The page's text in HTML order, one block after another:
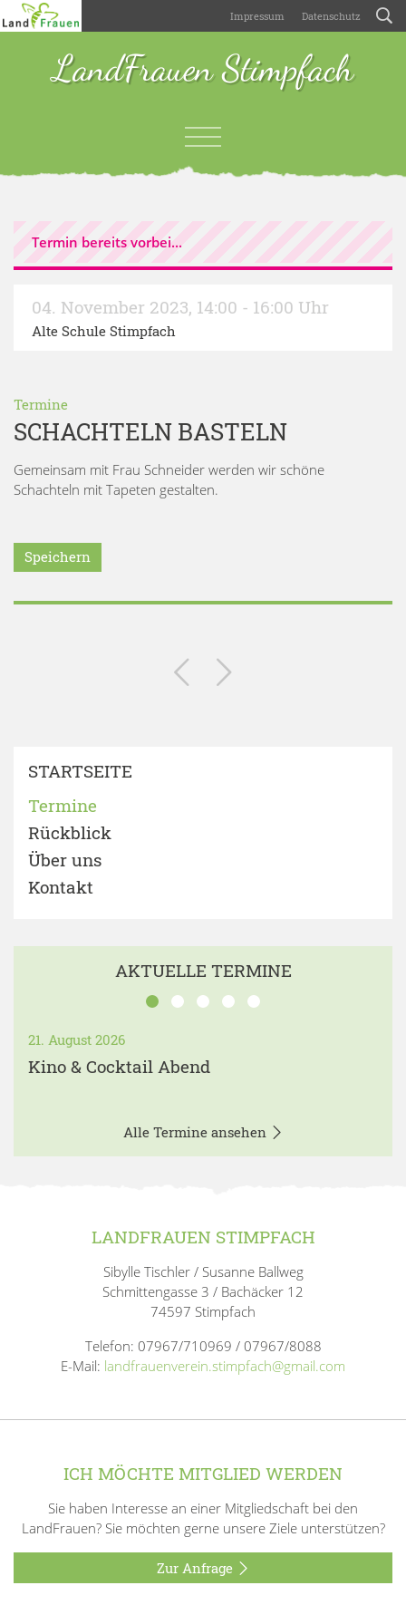
Impressum Datenschutz
LandFrauen Stimpfach
Termin bereits vorbei...
04. November 2023, 14:00 - 16:00 Uhr
Alte Schule Stimpfach
Termine
SCHACHTELN BASTELN
Gemeinsam mit Frau Schneider werden wir schöne
Schachteln mit Tapeten gestalten.
Speichern
STARTSEITE
Termine
Rückblick
Über uns
Kontakt
AKTUELLE TERMINE
21. August 2026
Kino & Cocktail Abend
Alle Termine ansehen
LANDFRAUEN STIMPFACH
Sibylle Tischler / Susanne Ballweg
Schmittengasse 3 / Bachäcker 12
74597 Stimpfach
Telefon: 07967/710969 / 07967/8088
E-Mail: landfrauenverein.stimpfach@gmail.com
ICH MÖCHTE MITGLIED WERDEN
Sie haben Interesse an einer Mitgliedschaft bei den
LandFrauen? Sie möchten gerne unsere Ziele unterstützen?
Zur Anfrage